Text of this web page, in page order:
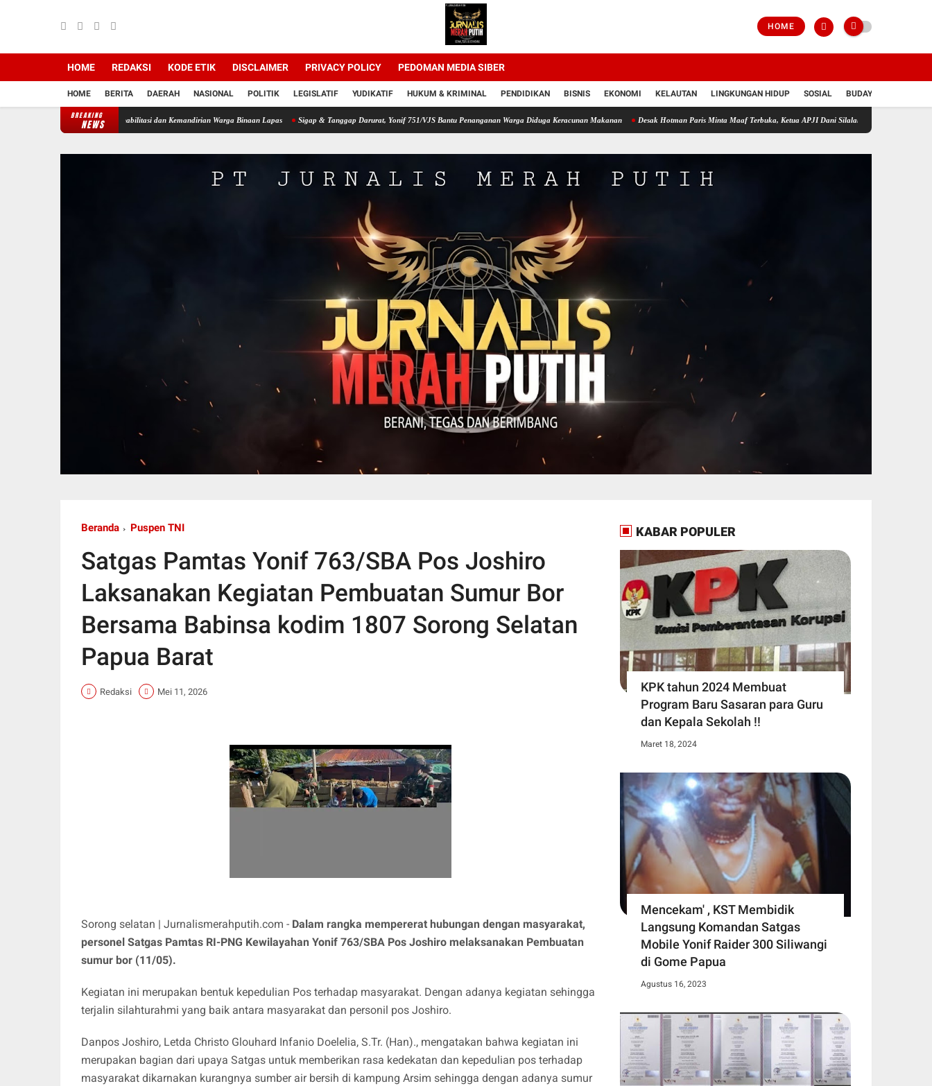
HOME
HOME REDAKSI KODE ETIK DISCLAIMER PRIVACY POLICY PEDOMAN MEDIA SIBER
HOME BERITA DAERAH NASIONAL POLITIK LEGISLATIF YUDIKATIF HUKUM & KRIMINAL PENDIDIKAN BISNIS EKONOMI KELAUTAN LINGKUNGAN HIDUP SOSIAL BUDAYA
BREAKING
NEWS
Dukung Program Rehabilitasi dan Kemandirian Warga Binaan Lapas Sigap & Tanggap Darurat, Yonif 751/VJS Bantu Penanganan Warga Diduga Keracunan Makanan Desak Hotman Paris Minta Maaf Terbuka, Ketua APJI Dani Silalahi: Jangan Rendahkan Profesi Pers
Beranda Puspen TNI
Satgas Pamtas Yonif 763/SBA Pos Joshiro
Laksanakan Kegiatan Pembuatan Sumur Bor
Bersama Babinsa kodim 1807 Sorong Selatan
Papua Barat
Redaksi Mei 11, 2026
Sorong selatan | Jurnalismerahputih.com - Dalam rangka mempererat hubungan dengan masyarakat,
personel Satgas Pamtas RI-PNG Kewilayahan Yonif 763/SBA Pos Joshiro melaksanakan Pembuatan
sumur bor (11/05).
Kegiatan ini merupakan bentuk kepedulian Pos terhadap masyarakat. Dengan adanya kegiatan sehingga
terjalin silahturahmi yang baik antara masyarakat dan personil pos Joshiro.
Danpos Joshiro, Letda Christo Glouhard Infanio Doelelia, S.Tr. (Han)., mengatakan bahwa kegiatan ini
merupakan bagian dari upaya Satgas untuk memberikan rasa kedekatan dan kepedulian pos terhadap
masyarakat dikarnakan kurangnya sumber air bersih di kampung Arsim sehingga dengan adanya sumur
KABAR POPULER
KPK tahun 2024 Membuat
Program Baru Sasaran para Guru
dan Kepala Sekolah !!
Maret 18, 2024
Mencekam' , KST Membidik
Langsung Komandan Satgas
Mobile Yonif Raider 300 Siliwangi
di Gome Papua
Agustus 16, 2023